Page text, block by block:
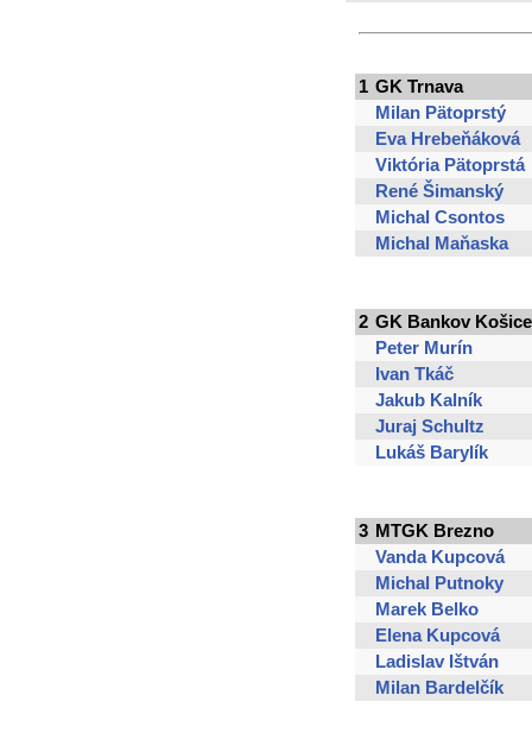
1 GK Trnava
Milan Pätoprstý
Eva Hrebeňáková
Viktória Pätoprstá
René Šimanský
Michal Csontos
Michal Maňaska
2 GK Bankov Košice
Peter Murín
Ivan Tkáč
Jakub Kalník
Juraj Schultz
Lukáš Barylík
3 MTGK Brezno
Vanda Kupcová
Michal Putnoky
Marek Belko
Elena Kupcová
Ladislav Ištván
Milan Bardelčík